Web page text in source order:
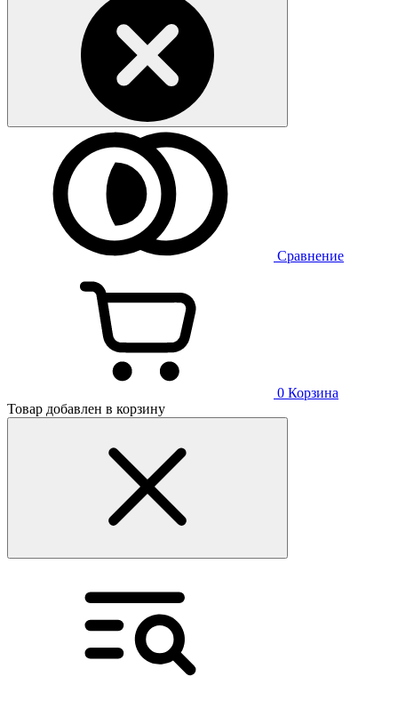
Сравнение
0 Корзина
Товар добавлен в корзину